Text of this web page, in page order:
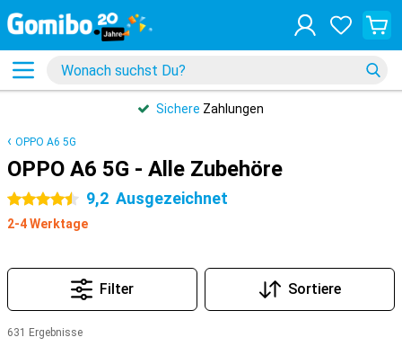
Sichere Zahlungen
OPPO A6 5G
OPPO A6 5G - Alle Zubehöre
4.5 Sterne 9,2 Ausgezeichnet
2-4 Werktage
Filter Sortiere
631 Ergebnisse